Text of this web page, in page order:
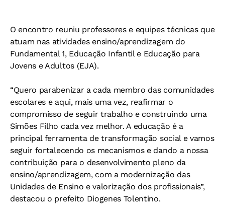
O encontro reuniu professores e equipes técnicas que
atuam nas atividades ensino/aprendizagem do
Fundamental 1, Educação Infantil e Educação para
Jovens e Adultos (EJA).
“Quero parabenizar a cada membro das comunidades
escolares e aqui, mais uma vez, reafirmar o
compromisso de seguir trabalho e construindo uma
Simões Filho cada vez melhor. A educação é a
principal ferramenta de transformação social e vamos
seguir fortalecendo os mecanismos e dando a nossa
contribuição para o desenvolvimento pleno da
ensino/aprendizagem, com a modernização das
Unidades de Ensino e valorização dos profissionais”,
destacou o prefeito Diogenes Tolentino.